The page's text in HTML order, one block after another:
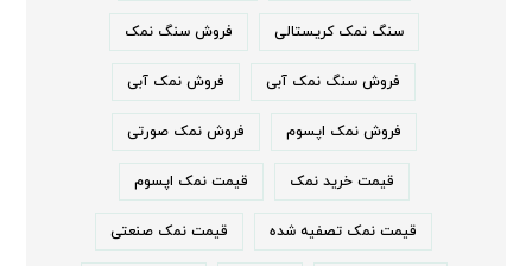
سنگ نمک کریستالی فروش سنگ نمک
فروش سنگ نمک آبی فروش نمک آبی
فروش نمک اپسوم فروش نمک صورتی
قیمت خرید نمک قیمت نمک اپسوم
قیمت نمک تصفیه شده قیمت نمک صنعتی